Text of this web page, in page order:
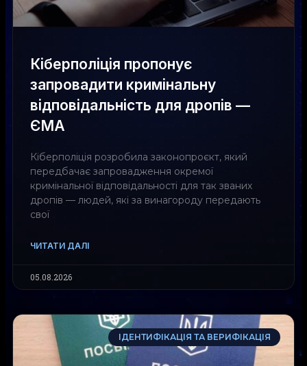
Кіберполіція пропонує
запровадити кримінальну
відповідальність для дропів —
ЄМА
Кіберполіція розробила законопроєкт, який
передбачає запровадження окремої
кримінальної відповідальності для так званих
дропів — людей, які за винагороду передають
свої
ЧИТАТИ ДАЛІ
05.08.2026
ІДЕНТИФІКАЦІЯ ТА ВЕРИФІКАЦІЯ